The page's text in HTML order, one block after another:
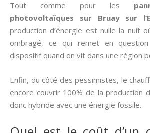
Tout comme pour les
photovoltaïques sur Bruay sur
production d’énergie est nulle la nuit
ombragé, ce qui remet en
dispositif quand on vit dans une région
Enfin, du côté des pessimistes, le
encore couvrir 100% de la production
donc hybride avec une énergie fossile.